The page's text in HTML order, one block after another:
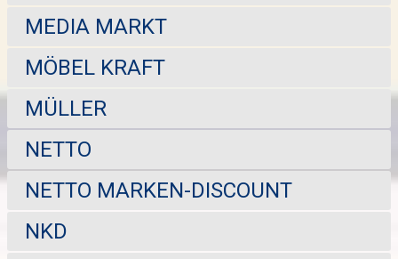
MEDIA MARKT
MÖBEL KRAFT
MÜLLER
NETTO
NETTO MARKEN-DISCOUNT
NKD